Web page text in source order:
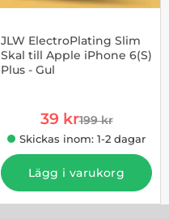
JLW ElectroPlating Slim
Skal till Apple iPhone 6(S)
Plus - Gul
rea pris
39 krtidigare pris
199 kr
Skickas inom: 1-2 dagar
Lägg i varukorg